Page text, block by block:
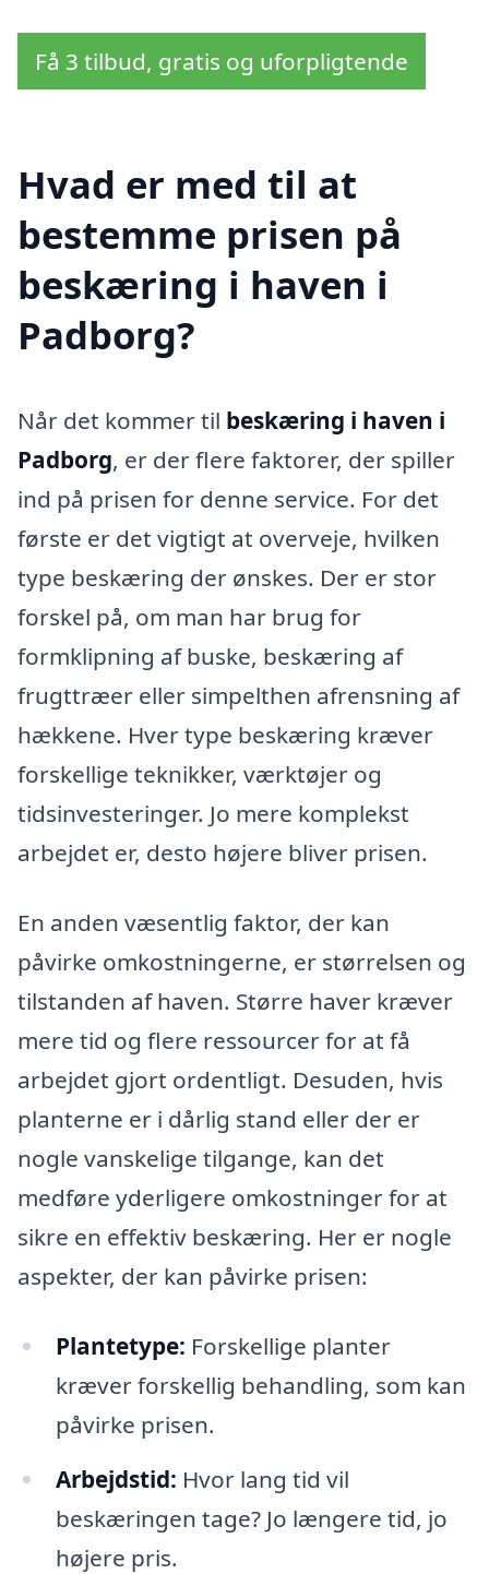
Få 3 tilbud, gratis og uforpligtende
Hvad er med til at
bestemme prisen på
beskæring i haven i
Padborg?
Når det kommer til beskæring i haven i
Padborg, er der flere faktorer, der spiller
ind på prisen for denne service. For det
første er det vigtigt at overveje, hvilken
type beskæring der ønskes. Der er stor
forskel på, om man har brug for
formklipning af buske, beskæring af
frugttræer eller simpelthen afrensning af
hækkene. Hver type beskæring kræver
forskellige teknikker, værktøjer og
tidsinvesteringer. Jo mere komplekst
arbejdet er, desto højere bliver prisen.
En anden væsentlig faktor, der kan
påvirke omkostningerne, er størrelsen og
tilstanden af haven. Større haver kræver
mere tid og flere ressourcer for at få
arbejdet gjort ordentligt. Desuden, hvis
planterne er i dårlig stand eller der er
nogle vanskelige tilgange, kan det
medføre yderligere omkostninger for at
sikre en effektiv beskæring. Her er nogle
aspekter, der kan påvirke prisen:
Plantetype: Forskellige planter
kræver forskellig behandling, som kan
påvirke prisen.
Arbejdstid: Hvor lang tid vil
beskæringen tage? Jo længere tid, jo
højere pris.